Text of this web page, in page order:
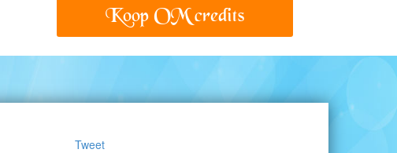
Koop OM credits
Tweet